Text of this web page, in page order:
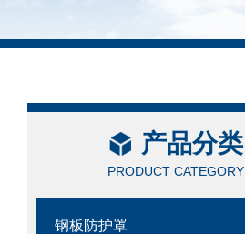
产品分类
PRODUCT CATEGORY
钢板防护罩